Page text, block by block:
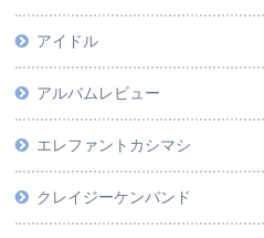
アイドル
アルバムレビュー
エレファントカシマシ
クレイジーケンバンド